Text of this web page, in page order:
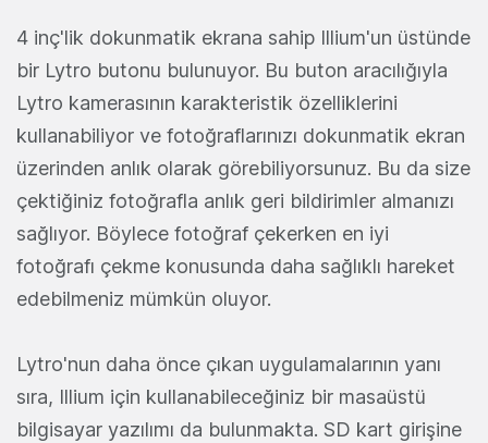
4 inç'lik dokunmatik ekrana sahip Illium'un üstünde
bir Lytro butonu bulunuyor. Bu buton aracılığıyla
Lytro kamerasının karakteristik özelliklerini
kullanabiliyor ve fotoğraflarınızı dokunmatik ekran
üzerinden anlık olarak görebiliyorsunuz. Bu da size
çektiğiniz fotoğrafla anlık geri bildirimler almanızı
sağlıyor. Böylece fotoğraf çekerken en iyi
fotoğrafı çekme konusunda daha sağlıklı hareket
edebilmeniz mümkün oluyor.
Lytro'nun daha önce çıkan uygulamalarının yanı
sıra, Illium için kullanabileceğiniz bir masaüstü
bilgisayar yazılımı da bulunmakta. SD kart girişine